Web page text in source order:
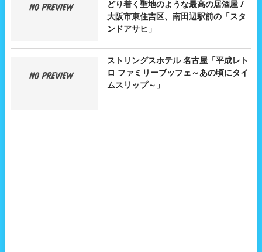
どり着く聖地のような最高の居酒屋 /
大阪市東住吉区、南田辺駅前の「スタ
ンドアサヒ」
ストリングスホテル 名古屋「平成レト
ロ ファミリーブッフェ～あの頃にタイ
ムスリップ～」